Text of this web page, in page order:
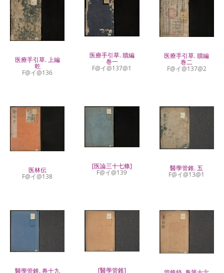
医療手引草. 上編
乾
F@イ@136
医療手引草. 贖編
巻一
F@イ@137@1
医療手引草. 贖編
巻二
F@イ@137@2
医林伝
F@イ@138
[医論三十七條]
F@イ@139
醫學管錐. 五
F@イ@13@1
醫學管錐. 卷十九 [醫學管錐]